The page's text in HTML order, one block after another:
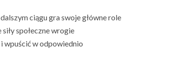
ciągu gra swoje główne role
społeczne wrogie
wpuścić w odpowiednio